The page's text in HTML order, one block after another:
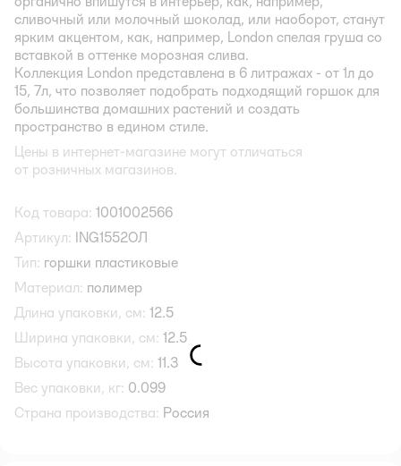
сливочный или молочный шоколад, или наоборот, станут
ярким акцентом, как, например, London спелая груша со
вставкой в оттенке морозная слива.
Коллекция London представлена в 6 литражах - от 1л до
15, 7л, что позволяет подобрать подходящий горшок для
большинства домашних растений и создать
пространство в едином стиле.
Цены в интернет-магазине могут отличаться
от розничных магазинов.
Код товара: 1001002566
Артикул: ING1552ОЛ
Тип: горшки пластиковые
Материал: полимер
Длина упаковки, см: 12.5
Ширина упаковки, см: 12.5
Высота упаковки, см: 11.3
Вес упаковки, кг: 0.099
Страна производства: Россия